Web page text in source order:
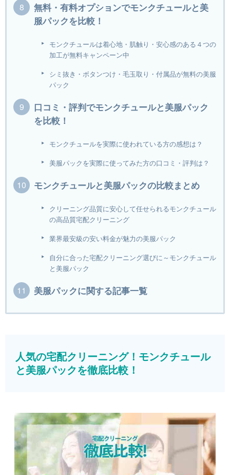
無料・有料オプションでモンクチュールと美
服パックを比較！
モンクチュールは着心地・肌触り・安心感のある４つの
加工が無料キャンペーン中
シミ抜き・ボタンつけ・毛玉取り・付属品が無料の美服
パック
口コミ・評判でモンクチュールと美服パック
を比較！
モンクチュールを実際に使われている方の感想は？
美服パックを実際に使ってみた方の口コミ・評判は？
モンクチュールと美服パックの比較まとめ
クリーニング品質に安心して任せられるモンクチュール
の高品質宅配クリーニング
業界最安級の安い料金が魅力の美服パック
自分に合った宅配クリーニング選びに～モンクチュール
と美服パック
美服パックに関する記事一覧
人気の宅配クリーニング！モンクチュール
と美服パックを徹底比較！